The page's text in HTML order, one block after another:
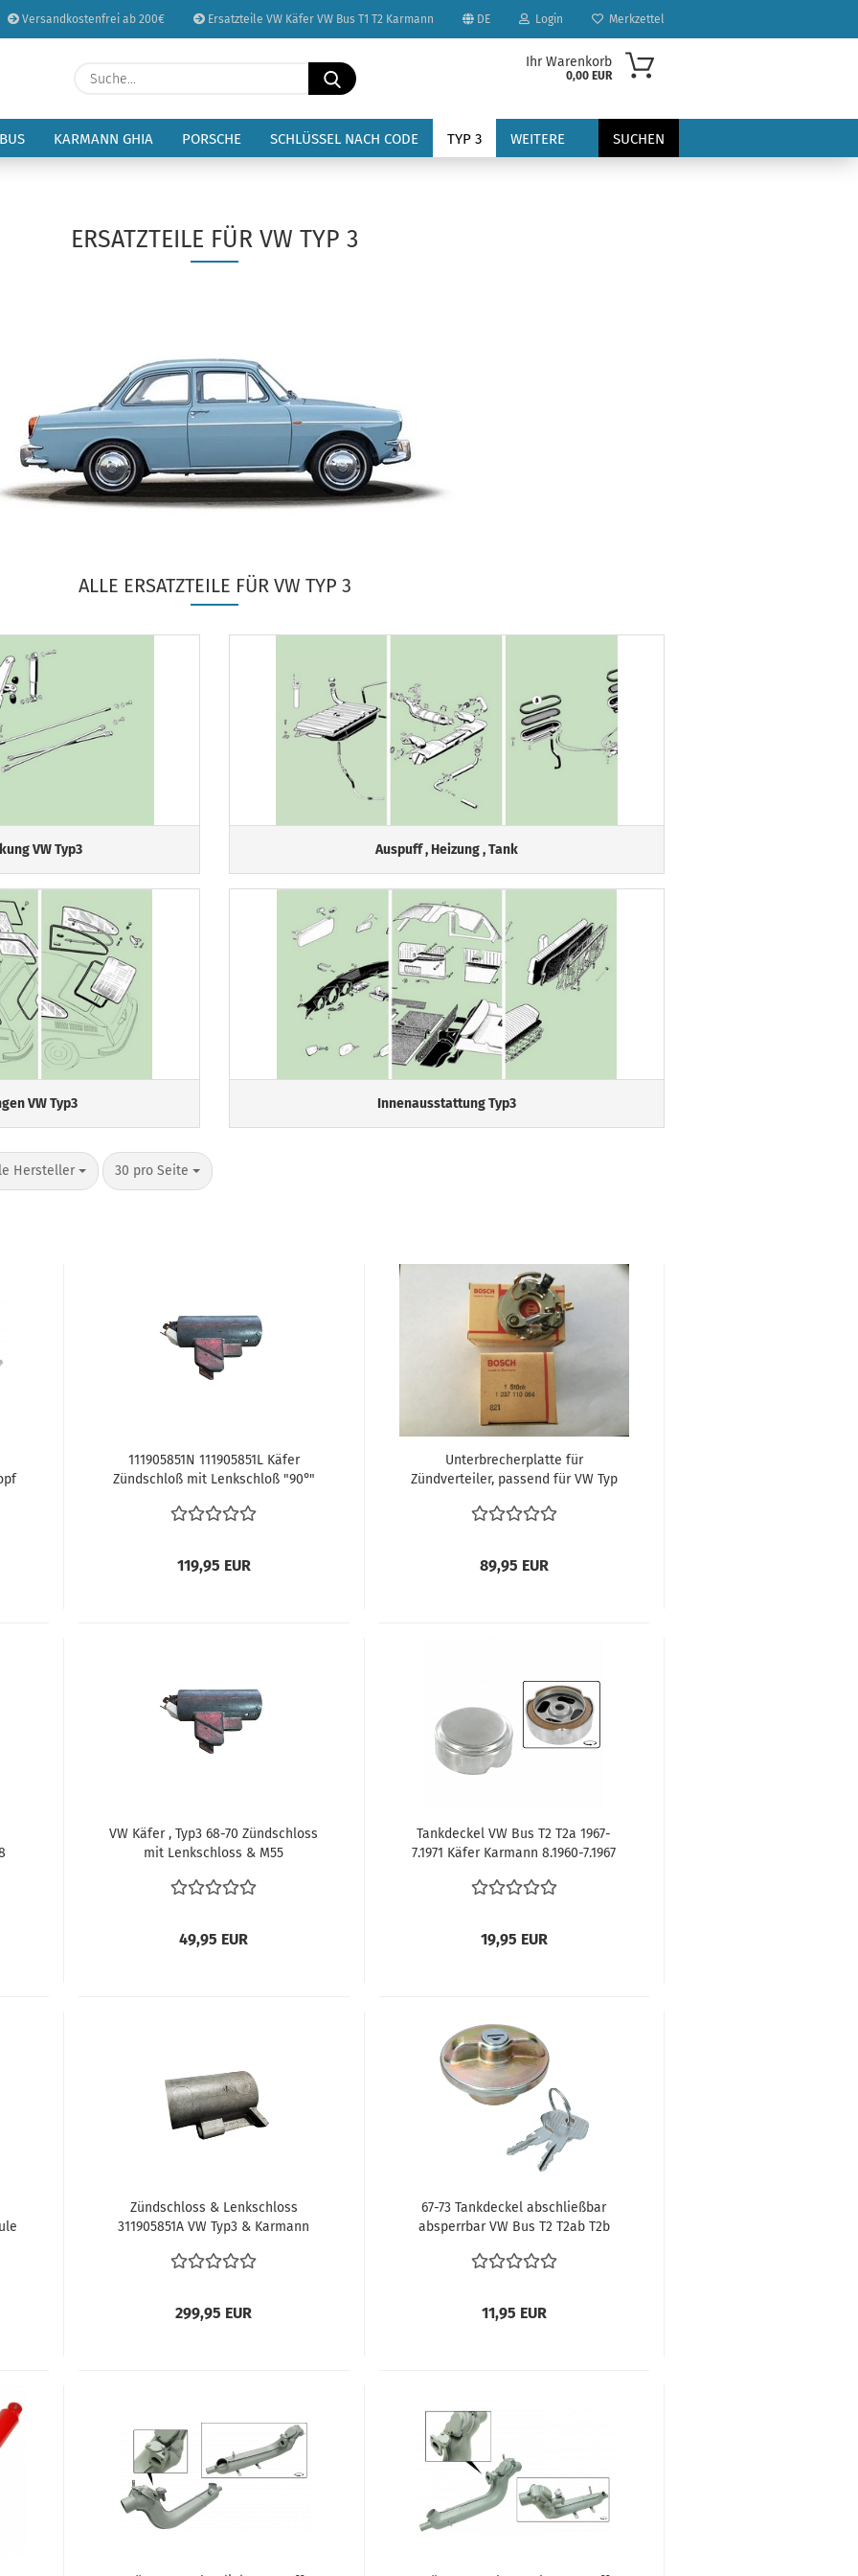
Versandkostenfrei ab 200€ Ersatzteile VW Käfer VW Bus T1 T2 Karmann DE
Sprache auswählen
Lieferland
Login Merkzettel
Suche...
Ihr Warenkorb
0,00 EUR
KARMANN GHIA PORSCHE SCHLÜSSEL NACH CODE TYP 3 SUCHEN
WEITERE
ERSATZTEILE FÜR VW TYP 3
ALLE ERSATZTEILE FÜR VW TYP 3
VW Typ3 Auspuff , Heizung , Tank
VW Typ3 Innenausstattung Typ3
Hersteller
Seite 30 pro Seite
pro Seite
111905851N 111905851L Käfer
Zündschloß mit Lenkschloß "90°"
5-gang-handschaltgetriebe Typ3
119,95 EUR
Unterbrecherplatte für
Zündverteiler, passend für VW Typ
064
89,95 EUR
VW Käfer , Typ3 68-70 Zündschloss
mit Lenkschloss & M55
Kolb 311905861A
49,95 EUR
Tankdeckel VW Bus T2 T2a 1967-
7.1971 Käfer Karmann 8.1960-7.1967
Tankverschluss 343201551
19,95 EUR
Zündschloss & Lenkschloss
311905851A VW Typ3 & Karmann
Zündschloß
299,95 EUR
67-73 Tankdeckel abschließbar
absperrbar VW Bus T2 T2ab T2b
8.1967-12.1971 Typ3 803201551 /
11,95 EUR